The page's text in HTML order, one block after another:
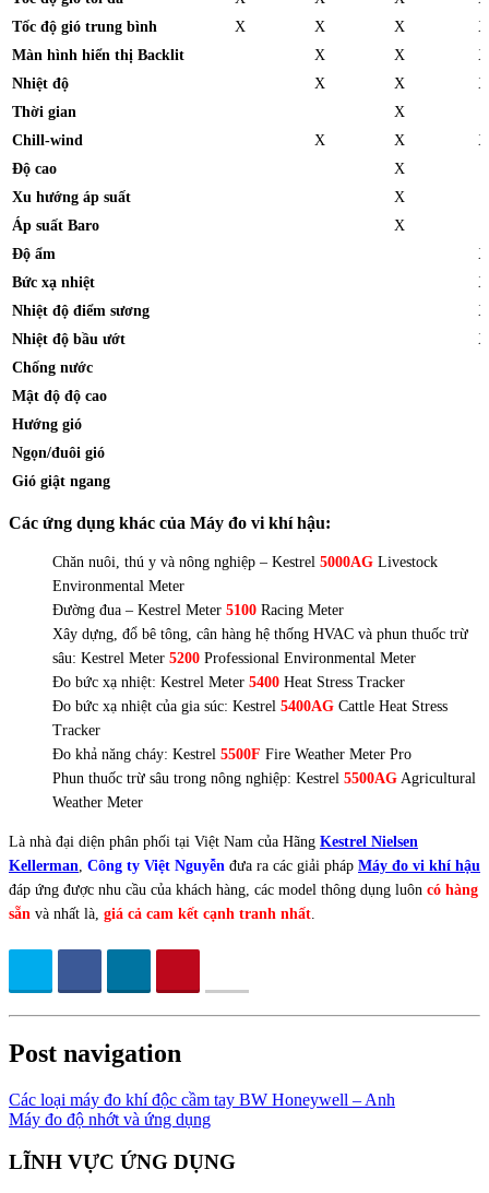
Tốc độ gió trung bình
X X X
X
Màn hình hiển thị Backlit
X X
X
Nhiệt độ
X X
X
Thời gian
X
Chill-wind
X X
X
Độ cao
X
Xu hướng áp suất
X
Áp suất Baro
X
Độ ẩm
X
Bức xạ nhiệt
X
Nhiệt độ điểm sương
X
Nhiệt độ bầu ướt
X
Chống nước
Mật độ độ cao
Hướng gió
Ngọn/đuôi gió
Gió giật ngang
Các ứng dụng khác của Máy đo vi khí hậu:
Chăn nuôi, thú y và nông nghiệp – Kestrel 5000AG Livestock
Environmental Meter
Đường đua – Kestrel Meter 5100 Racing Meter
Xây dựng, đổ bê tông, cân hàng hệ thống HVAC và phun thuốc trừ
sâu: Kestrel Meter 5200 Professional Environmental Meter
Đo bức xạ nhiệt: Kestrel Meter 5400 Heat Stress Tracker
Đo bức xạ nhiệt của gia súc: Kestrel 5400AG Cattle Heat Stress
Tracker
Đo khả năng cháy: Kestrel 5500F Fire Weather Meter Pro
Phun thuốc trừ sâu trong nông nghiệp: Kestrel 5500AG Agricultural
Weather Meter
Là nhà đại diện phân phối tại Việt Nam của Hãng Kestrel Nielsen
Kellerman, Công ty Việt Nguyễn đưa ra các giải pháp Máy đo vi khí hậu
đáp ứng được nhu cầu của khách hàng, các model thông dụng luôn có hàng
sẵn và nhất là, giá cả cam kết cạnh tranh nhất.
Post navigation
Các loại máy đo khí độc cầm tay BW Honeywell – Anh
Máy đo độ nhớt và ứng dụng
LĨNH VỰC ỨNG DỤNG